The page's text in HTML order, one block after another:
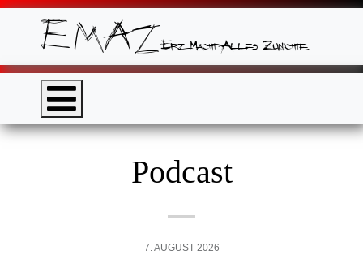
Podcast
7. AUGUST 2026